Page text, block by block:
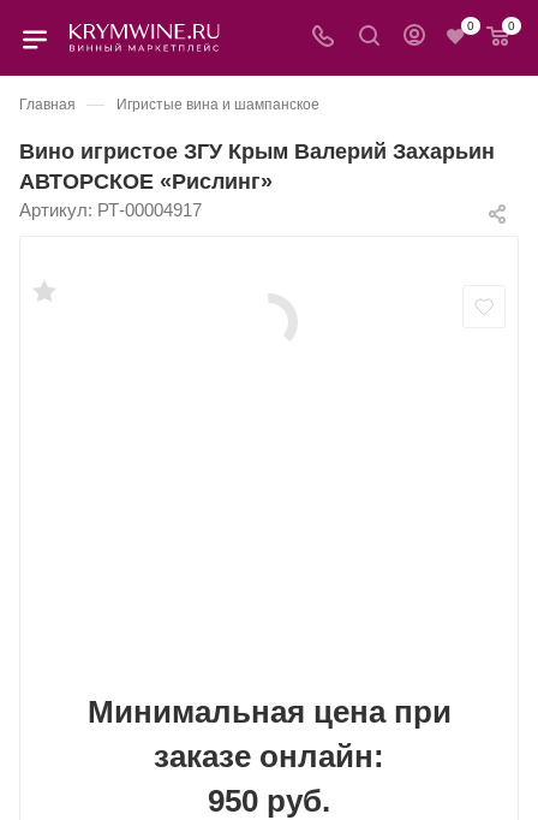
0 0
Главная — Игристые вина и шампанское
Вино игристое ЗГУ Крым Валерий Захарьин
АВТОРСКОЕ «Рислинг»
Артикул: РТ-00004917
Минимальная цена при
заказе онлайн:
950 руб.